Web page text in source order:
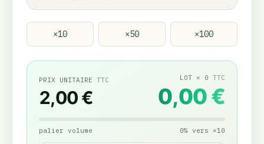
×10 ×50 ×100
PRIX UNITAIRE TTC
2,00 €
LOT × 0 TTC
0,00 €
palier volume 0% vers ×10